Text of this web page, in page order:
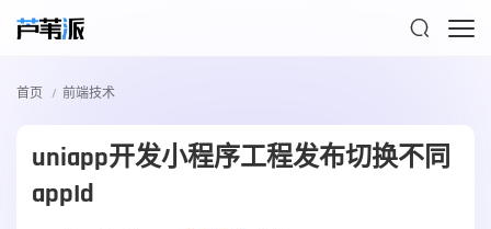

首页 前端技术
uniapp开发小程序工程发布切换不同
appId